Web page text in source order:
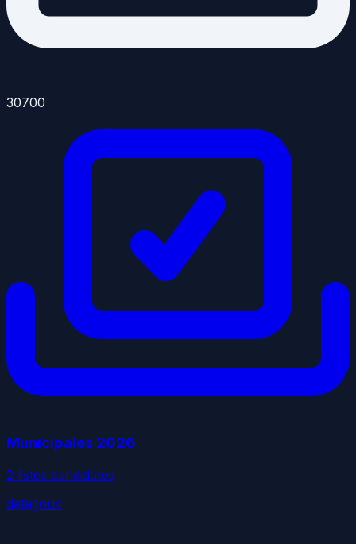
30700
Municipales 2026
2 listes candidates
datagouv